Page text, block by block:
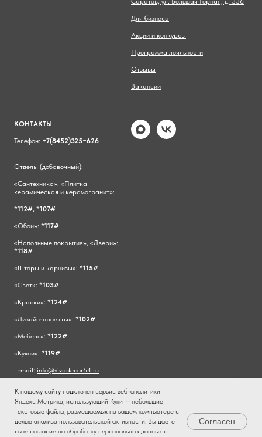
К нашему сайту подключен сервис веб-аналитики
Яндекс Метрика, использующий Куки — небольшие
текстовые файлы, размещаемых на вашем компьютере с
целью анализа пользовательской активности. Вы даете
свое согласие на обработку персональных данных с
Согласен
Для бизнеса
Акции и конкурсы
Программа лояльности
Отзывы
Вакансии
КОНТАКТЫ
Телефон: +7(8452)325−626
Отделы (добавочный):
«Сантехника», «Плитка
керамическая и керамогранит»:
*112#, *107#
«Обои»: *117#
«Напольные покрытия», «Двери»:
*118#
«Шторы и карнизы»: *115#
«Свет»: *103#
«Краски»: *124#
«Дизайн-проекты»: *102#
«Мебель»: *122#
«Кухни»: *119#
E-mail: info@vivadecor64.ru